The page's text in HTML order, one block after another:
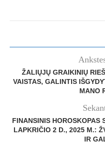
ŽALIŲJŲ GRAIKINIŲ
VAISTAS, GALINTIS
MANO
FINANSINIS HOROSKOPAS
LAPKRIČIO 2 D., 2025 M.:
IR